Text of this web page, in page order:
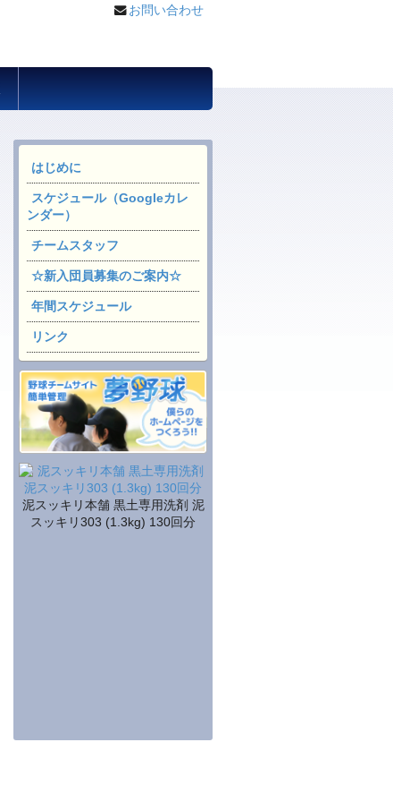
お問い合わせ
はじめに
スケジュール（Googleカレ
ンダー）
チームスタッフ
☆新入団員募集のご案内☆
年間スケジュール
リンク
泥スッキリ本舗 黒土専用洗剤 泥
スッキリ303 (1.3kg) 130回分